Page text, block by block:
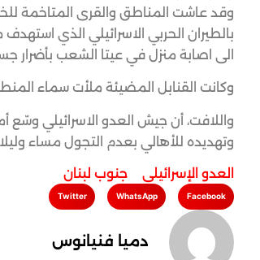
وقد عاشت المناطق والقرى المتاخمة
بالطيران الحربي الاسرائيلي الذي
الى اصابة منزل في عيتا الشعب بأضرار
وكانت القنابل المضيئة ملأت سماء
واللافت، أن جيش العدو الاسرائيلي وسّع
وتهديده للأهالي بعدم التجول مساء
العدو الإسرائيلي جنوب لبنان
Facebook
WhatsApp
Twitter
دميا فنيانوس